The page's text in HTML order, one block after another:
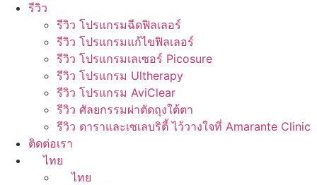
รีวิว
รีวิว โปรแกรมฉีดฟิลเลอร์
รีวิว โปรแกรมแก้ไขฟิลเลอร์
รีวิว โปรแกรมเลเซอร์ Picosure
รีวิว โปรแกรม Ultherapy
รีวิว โปรแกรม AviClear
รีวิว ศัลยกรรมผ่าตัดถุงใต้ตา
รีวิว ดาราและเซเลบริตี้ ไว้วางใจที่ Amarante Clinic
ติดต่อเรา
ไทย
ไทย